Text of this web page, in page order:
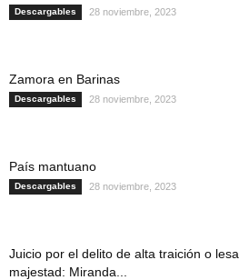
Descargables 28 noviembre, 2023
Zamora en Barinas
Descargables 28 noviembre, 2023
País mantuano
Descargables 28 noviembre, 2023
Juicio por el delito de alta traición o lesa
majestad: Miranda...